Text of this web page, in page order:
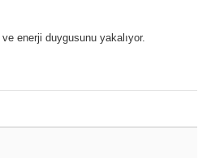
enerji duygusunu yakalıyor.